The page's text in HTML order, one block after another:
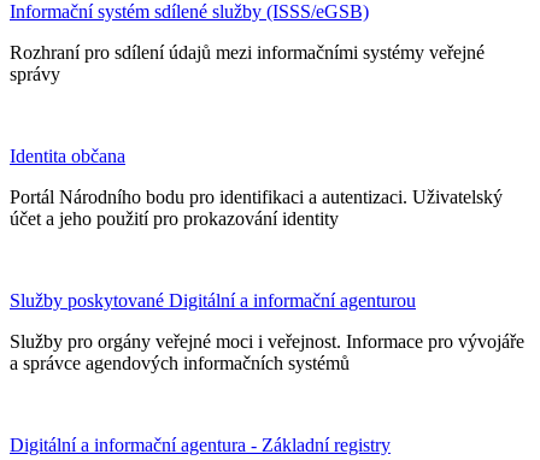
Informační systém sdílené služby (ISSS/eGSB)
Rozhraní pro sdílení údajů mezi informačními systémy veřejné
správy
Identita občana
Portál Národního bodu pro identifikaci a autentizaci. Uživatelský
účet a jeho použití pro prokazování identity
Služby poskytované Digitální a informační agenturou
Služby pro orgány veřejné moci i veřejnost. Informace pro vývojáře
a správce agendových informačních systémů
Digitální a informační agentura - Základní registry